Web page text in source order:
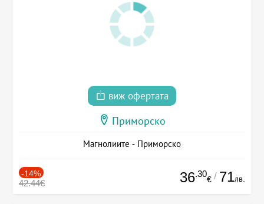
виж офертата
Приморско
Магнолиите - Приморско
-14%
42.44€ 36.30
€ / 71лв.